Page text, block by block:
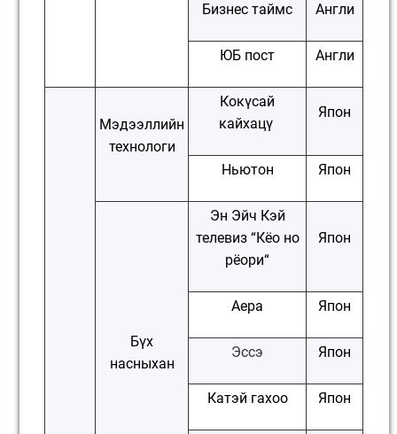
Бизнес таймс Англи
ЮБ пост Англи
Мэдээллийн
технологи
Кокүсай
кайхацү
Япон
Ньютон Япон
Бүх
насныхан
Эн Эйч Кэй
телевиз “Кёо но
рёори“
Япон
Аера Япон
Эссэ Япон
Катэй гахоо Япон